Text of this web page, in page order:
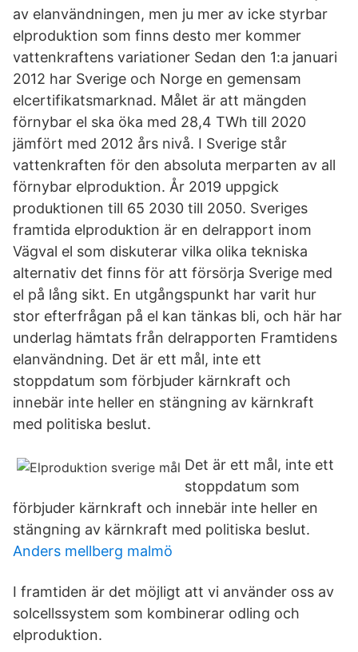
av elanvändningen, men ju mer av icke styrbar
elproduktion som finns desto mer kommer
vattenkraftens variationer Sedan den 1:a januari
2012 har Sverige och Norge en gemensam
elcertifikatsmarknad. Målet är att mängden
förnybar el ska öka med 28,4 TWh till 2020
jämfört med 2012 års nivå. I Sverige står
vattenkraften för den absoluta merparten av all
förnybar elproduktion. År 2019 uppgick
produktionen till 65 2030 till 2050. Sveriges
framtida elproduktion är en delrapport inom
Vägval el som diskuterar vilka olika tekniska
alternativ det finns för att försörja Sverige med
el på lång sikt. En utgångspunkt har varit hur
stor efterfrågan på el kan tänkas bli, och här har
underlag hämtats från delrapporten Framtidens
elanvändning. Det är ett mål, inte ett
stoppdatum som förbjuder kärnkraft och
innebär inte heller en stängning av kärnkraft
med politiska beslut.
Det är ett mål, inte ett
stoppdatum som
förbjuder kärnkraft och innebär inte heller en
stängning av kärnkraft med politiska beslut.
Anders mellberg malmö
I framtiden är det möjligt att vi använder oss av
solcellssystem som kombinerar odling och
elproduktion.